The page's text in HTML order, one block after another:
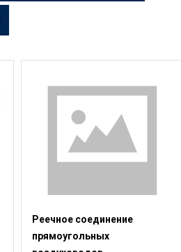
Реечное соединение
прямоугольных